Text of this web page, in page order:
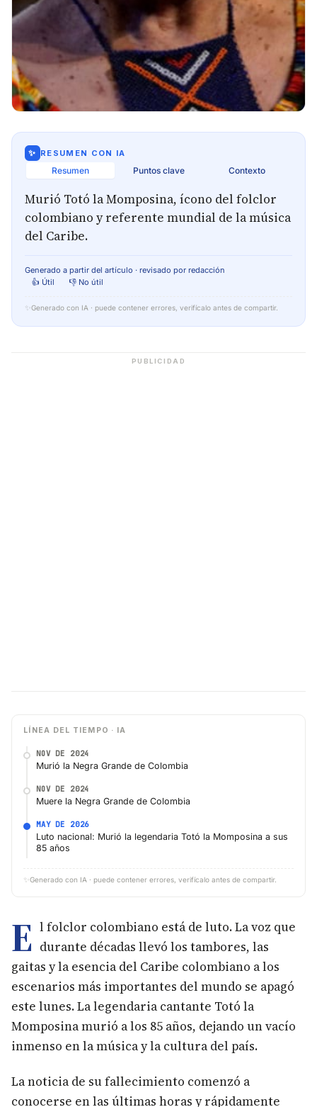
✨ RESUMEN CON IA
Resumen Puntos clave Contexto
Murió Totó la Momposina, ícono del folclor
colombiano y referente mundial de la música
del Caribe.
Generado a partir del artículo · revisado por redacción
👍 Útil
👎 No útil
✨ Generado con IA · puede contener errores, verifícalo antes de compartir.
PUBLICIDAD
LÍNEA DEL TIEMPO · IA
NOV DE 2024
Murió la Negra Grande de Colombia
NOV DE 2024
Muere la Negra Grande de Colombia
MAY DE 2026
Luto nacional: Murió la legendaria Totó la Momposina a sus
85 años
✨ Generado con IA · puede contener errores, verifícalo antes de compartir.
E l folclor colombiano está de luto. La voz que
durante décadas llevó los tambores, las
gaitas y la esencia del Caribe colombiano a los
escenarios más importantes del mundo se apagó
este lunes. La legendaria cantante Totó la
Momposina murió a los 85 años, dejando un vacío
inmenso en la música y la cultura del país.
La noticia de su fallecimiento comenzó a
conocerse en las últimas horas y rápidamente